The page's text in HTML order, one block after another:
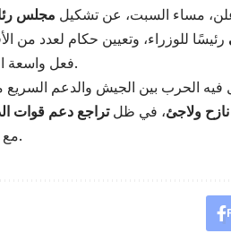
مساء السبت، عن تشكيل مجلس
رئيسًا للوزراء، وتعيين حكام لعدد من
فعل واسعة النطاق على المستويين المحلي والإقليمي.
الحرب بين الجيش والدعم السريع
، في ظلتراجع دعم قوات
مع تقدم الجيش في الخرطوم والنيل الأبيض.